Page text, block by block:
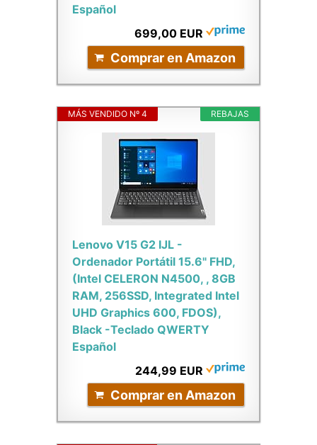
Español
699,00 EUR
Comprar en Amazon
REBAJAS
MÁS VENDIDO Nº 4
Lenovo V15 G2 IJL -
Ordenador Portátil 15.6" FHD,
(Intel CELERON N4500, , 8GB
RAM, 256SSD, Integrated Intel
UHD Graphics 600, FDOS),
Black -Teclado QWERTY
Español
244,99 EUR
Comprar en Amazon